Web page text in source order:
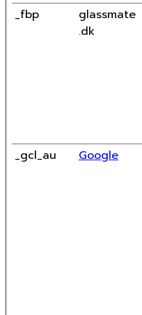
_fbp
glassmate
.dk
_gcl_au Google